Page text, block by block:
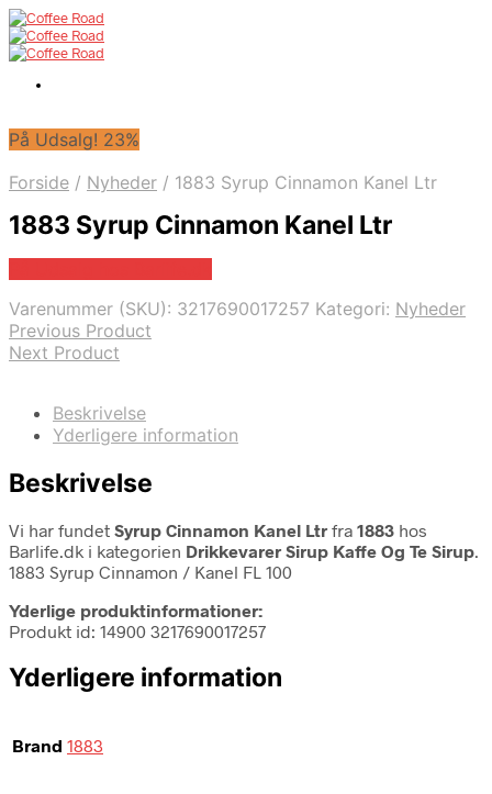
På Udsalg! 23%
Forside / Nyheder / 1883 Syrup Cinnamon Kanel Ltr
1883 Syrup Cinnamon Kanel Ltr
Varenummer (SKU): 3217690017257 Kategori: Nyheder
Previous Product
Next Product
Beskrivelse
Yderligere information
Beskrivelse
Vi har fundet Syrup Cinnamon Kanel Ltr fra 1883 hos
Barlife.dk i kategorien Drikkevarer Sirup Kaffe Og Te Sirup.
1883 Syrup Cinnamon / Kanel FL 100
Yderlige produktinformationer:
Produkt id: 14900 3217690017257
Yderligere information
Brand 1883